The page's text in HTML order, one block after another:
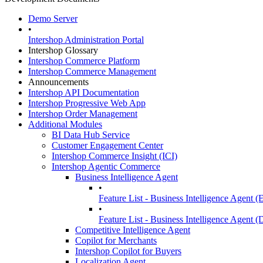
Demo Server
•
Intershop Administration Portal
Intershop Glossary
Intershop Commerce Platform
Intershop Commerce Management
Announcements
Intershop API Documentation
Intershop Progressive Web App
Intershop Order Management
Additional Modules
BI Data Hub Service
Customer Engagement Center
Intershop Commerce Insight (ICI)
Intershop Agentic Commerce
Business Intelligence Agent
•
Feature List - Business Intelligence Agent
•
Feature List - Business Intelligence Agent
Competitive Intelligence Agent
Copilot for Merchants
Intershop Copilot for Buyers